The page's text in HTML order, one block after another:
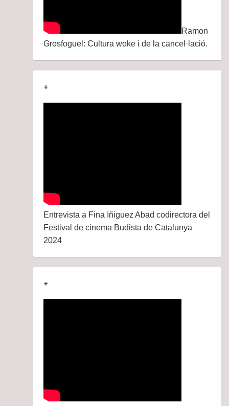
Ramon
Grosfoguel: Cultura woke i de la cancel·lació.
+
Entrevista a Fina Iñiguez Abad codirectora del
Festival de cinema Budista de Catalunya
2024
+